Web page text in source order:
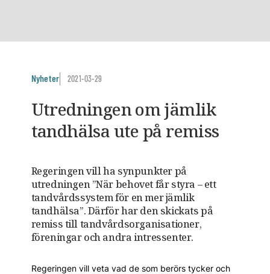
Nyheter 2021-03-29
Utredningen om jämlik
tandhälsa ute på remiss
Regeringen vill ha synpunkter på
utredningen ”När behovet får styra – ett
tandvårdssystem för en mer jämlik
tandhälsa”. Därför har den skickats på
remiss till tandvårdsorganisationer,
föreningar och andra intressenter.
Regeringen vill veta vad de som berörs tycker och